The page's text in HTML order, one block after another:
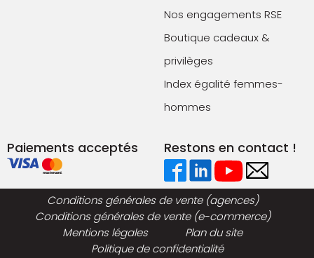
Nos engagements RSE
Boutique cadeaux &
privilèges
Index égalité femmes-
hommes
Paiements acceptés Restons en contact !
Conditions générales de vente (agences)
Conditions générales de vente (e-commerce)
Mentions légales
Plan du site
Politique de confidentialité